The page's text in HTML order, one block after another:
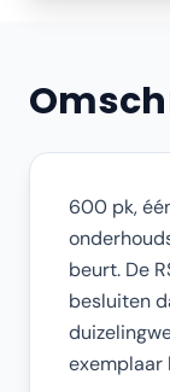
600 pk,
beurt. De
besluiten
exemplaar